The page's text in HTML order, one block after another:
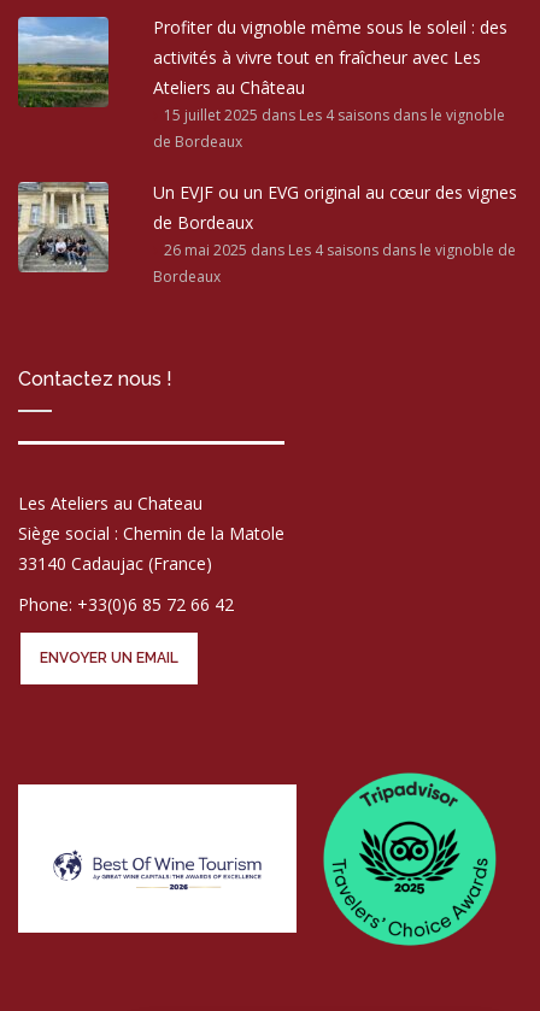
Profiter du vignoble même sous le soleil : des
activités à vivre tout en fraîcheur avec Les
Ateliers au Château
15 juillet 2025 dans Les 4 saisons dans le vignoble
de Bordeaux
Un EVJF ou un EVG original au cœur des vignes
de Bordeaux
26 mai 2025 dans Les 4 saisons dans le vignoble de
Bordeaux
Contactez nous !
Les Ateliers au Chateau
Siège social : Chemin de la Matole
33140 Cadaujac (France)
Phone: +33(0)6 85 72 66 42
ENVOYER UN EMAIL